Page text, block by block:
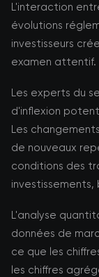
L'interaction
évolutions
investisseurs
examen attentif.
Les experts du
d'inflexion
Les
de nouveaux
conditions des
L'analyse
données de
ce que les
les chiffres